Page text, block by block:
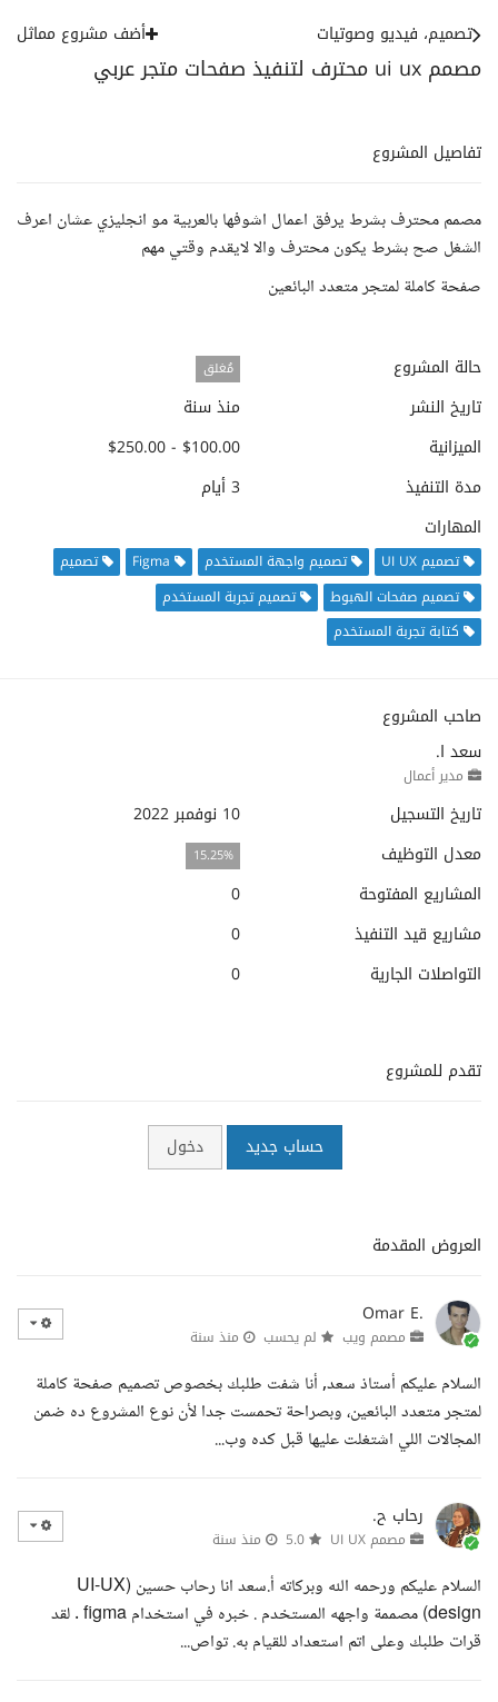
مصمم ui ux محترف لتنفيذ صفحات متجر عربي
تصميم، فيديو وصوتيات أضف مشروع مماثل
تفاصيل المشروع
مصمم محترف بشرط يرفق اعمال اشوفها بالعربية مو انجليزي عشان اعرف
الشغل صح بشرط يكون محترف والا لايقدم وقتي مهم
صفحة كاملة لمتجر متعدد البائعين
حالة المشروع مُغلق
تاريخ النشر
منذ سنة
الميزانية
$100.00 - $250.00
مدة التنفيذ
3 أيام
المهارات
تصميم UI UX تصميم واجهة المستخدم Figma
تصميم
تصميم صفحات الهبوط
تصميم تجربة المستخدم
كتابة تجربة المستخدم
صاحب المشروع
سعد ا.
مدير أعمال
تاريخ التسجيل
10 نوفمبر 2022
معدل التوظيف
15.25%
المشاريع المفتوحة
0
مشاريع قيد التنفيذ
0
التواصلات الجارية
0
تقدم للمشروع
حساب جديد دخول
العروض المقدمة
Omar E.
مصمم ويب لم يحسب منذ سنة
السلام عليكم أستاذ سعد, أنا شفت طلبك بخصوص تصميم صفحة كاملة
لمتجر متعدد البائعين، وبصراحة تحمست جدا لأن نوع المشروع ده ضمن
المجالات اللي اشتغلت عليها قبل كده وب...
رحاب ح.
مصمم UI UX منذ سنة
السلام عليكم ورحمه الله وبركاته أ.سعد انا رحاب حسين (UI-UX
design) مصممة واجهه المستخدم . خبره في استخدام figma . لقد
قرات طلبك وعلى اتم استعداد للقيام به. تواص...